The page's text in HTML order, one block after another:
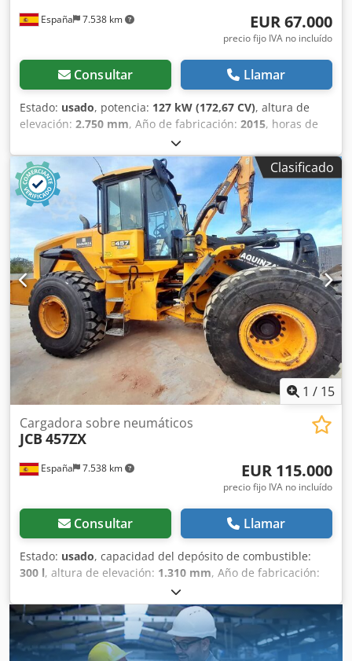
España 7.538 km EUR 67.000
precio fijo IVA no incluído
Consultar Llamar
Estado: usado, potencia: 127 kW (172,67 CV), altura de
elevación: 2.750 mm, Año de fabricación: 2015, horas de
, Peso en vacío: 14.400 kg
Dimensiones (lxanxal): 772 x 264 x 328 cm Tipo de motor:
Doosan Doosan DL06K Tier IIIB Dsdpfxezb I U Do Amxekr
Ubicación: Olesa de Monserrat (Barcelona) La cargadora
DOOSAN DL250-3 es una máquina robusta y eficiente para
movimiento de tierras o carga de materiales. Su motor
responde bien y su sistema hidráulico funciona
correctamente. Ideal para obras de gran volumen.
Disponible en subasta. Capacidad: 2,5 m3 Capacidad de
depósito: 255 l Luces: Circulación y 6 de trabajo Enganche:
Bulones CE
Clasificado
1 / 15
España 7.538 km
Cargadora sobre neumáticos
JCB 457ZX
EUR 115.000
precio fijo IVA no incluído
Consultar Llamar
Estado: usado, capacidad del depósito de combustible:
300 l, altura de elevación: 1.310 mm, Año de fabricación:
, horas de funcionamiento:
fabricación: 2021 Peso en vacío: 19.950 kg Capacidad de
carga: 7.717 kg PBV: 27.667 kg Dimensiones (lxanxal): 796 x
274 x 343 cm Ubicación: Ribarroja de Turia (Valencia) Pala
Cargadora JCB 457ZX de segunda mano Dkjdpfx Amsxq Ru